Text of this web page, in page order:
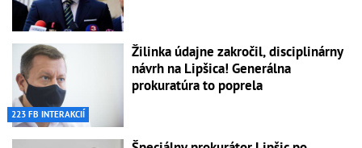
223 FB INTERAKCIÍ
Žilinka údajne zakročil, disciplinárny
návrh na Lipšica! Generálna
prokuratúra to poprela